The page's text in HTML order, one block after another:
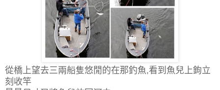
從橋上望去三兩船隻悠閒的在那釣魚,看到魚兒上鉤立
刻收竿